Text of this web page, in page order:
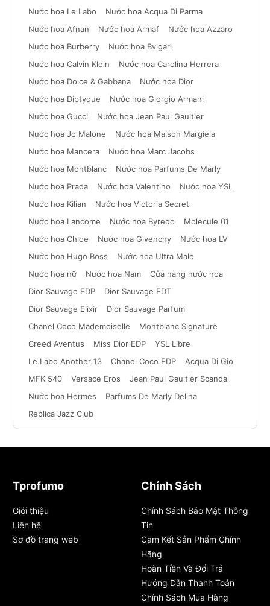
Nước hoa Le Labo
Nước hoa Acqua Di Parma
Nước hoa Afnan
Nước hoa Armaf
Nước hoa Azzaro
Nước hoa Burberry
Nước hoa Bvlgari
Nước hoa Calvin Klein
Nước hoa Carolina Herrera
Nước hoa Dolce & Gabbana
Nước hoa Dior
Nước hoa Diptyque
Nước hoa Giorgio Armani
Nước hoa Gucci
Nước hoa Jean Paul Gaultier
Nước hoa Jo Malone
Nước hoa Maison Margiela
Nước hoa Mancera
Nước hoa Marc Jacobs
Nước hoa Montblanc
Nước hoa Parfums De Marly
Nước hoa Prada
Nước hoa Valentino
Nước hoa YSL
Nước hoa Kilian
Nước hoa Victoria Secret
Nước hoa Lancome
Nước hoa Byredo
Molecule 01
Nước hoa Chloe
Nước hoa Givenchy
Nước hoa LV
Nước hoa Hugo Boss
Nước hoa Ultra Male
Nước hoa nữ
Nước hoa Nam
Cửa hàng nước hoa
Dior Sauvage EDP
Dior Sauvage EDT
Dior Sauvage Elixir
Dior Sauvage Parfum
Chanel Coco Mademoiselle
Montblanc Signature
Creed Aventus
Miss Dior EDP
YSL Libre
Le Labo Another 13
Chanel Coco EDP
Acqua Di Gio
MFK 540
Versace Eros
Jean Paul Gaultier Scandal
Nước hoa Hermes
Parfums De Marly Delina
Replica Jazz Club
Tprofumo
Giới thiệu
Liên hệ
Sơ đồ trang web
Chính Sách
Chính Sách Bảo Mật Thông
Tin
Cam Kết Sản Phẩm Chính
Hãng
Hoàn Tiền Và Đổi Trả
Hướng Dẫn Thanh Toán
Chính Sách Mua Hàng